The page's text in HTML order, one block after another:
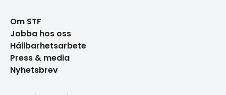
Om STF
Jobba hos oss
Hållbarhetsarbete
Press & media
Nyhetsbrev